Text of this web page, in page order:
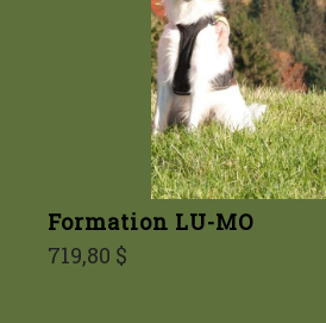
Formation LU-MO
719,80 $